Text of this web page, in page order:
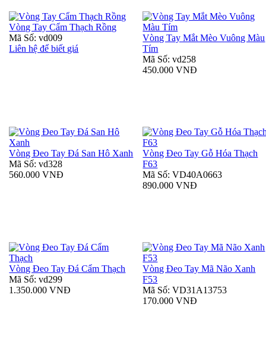
Vòng Tay Cẩm Thạch Rồng
Mã Số: vd009
Liên hệ để biết giá
Vòng Tay Mắt Mèo Vuông Màu
Tím
Mã Số: vd258
450.000 VNĐ
Vòng Đeo Tay Đá San Hô Xanh
Mã Số: vd328
560.000 VNĐ
Vòng Đeo Tay Gỗ Hóa Thạch
F63
Mã Số: VD40A0663
890.000 VNĐ
Vòng Đeo Tay Đá Cẩm Thạch
Mã Số: vd299
1.350.000 VNĐ
Vòng Đeo Tay Mã Não Xanh
F53
Mã Số: VD31A13753
170.000 VNĐ